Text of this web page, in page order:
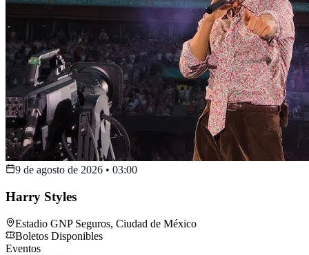
9 de agosto de 2026 • 03:00
Harry Styles
Estadio GNP Seguros, Ciudad de México
Boletos Disponibles
Eventos